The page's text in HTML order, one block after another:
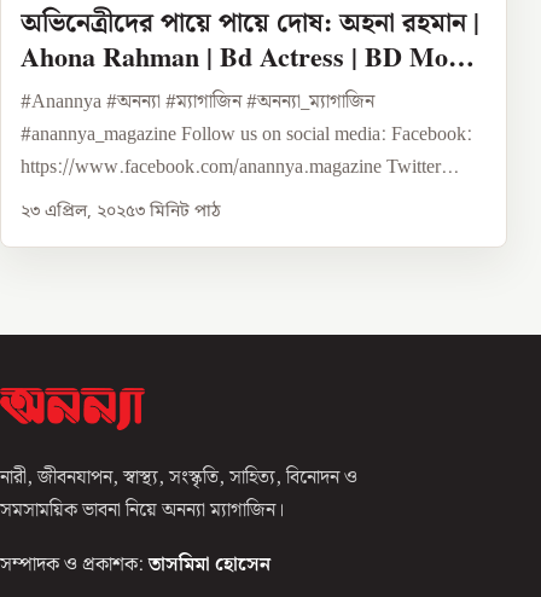
অভিনেত্রীদের পায়ে পায়ে দোষ: অহনা রহমান |
Ahona Rahman | Bd Actress | BD Model
| Hijab Girl | Anannya
#Anannya #অনন্যা #ম্যাগাজিন #অনন্যা_ম্যাগাজিন
#anannya_magazine Follow us on social media: Facebook:
https://www.facebook.com/anannya.magazine Twitter...
২৩ এপ্রিল, ২০২৫৩ মিনিট পাঠ
নারী, জীবনযাপন, স্বাস্থ্য, সংস্কৃতি, সাহিত্য, বিনোদন ও
সমসাময়িক ভাবনা নিয়ে অনন্যা ম্যাগাজিন।
সম্পাদক ও প্রকাশক: তাসমিমা হোসেন